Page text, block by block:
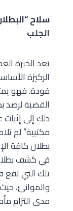
سلاح
الجلب
تعد الخبرة
الركيزة
فودة. فهو
القضية لرصد
ذلك إلى
مكتبية” لم
بطلان كافة
في كشف
تلك التي تقع
والموانئ،
مدى التزام